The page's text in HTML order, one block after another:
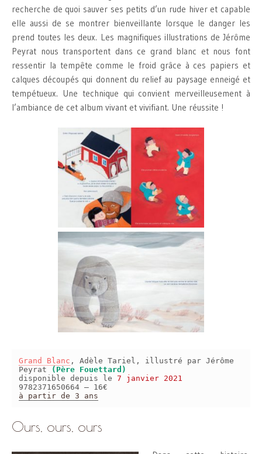
recherche de quoi sauver ses petits d’un rude hiver et capable
elle aussi de se montrer bienveillante lorsque le danger les
prend toutes les deux. Les magnifiques illustrations de Jérôme
Peyrat nous transportent dans ce grand blanc et nous font
ressentir la tempête comme le froid grâce à ces papiers et
calques découpés qui donnent du relief au paysage enneigé et
tempétueux. Une technique qui convient merveilleusement à
l’ambiance de cet album vivant et vivifiant. Une réussite !
Grand Blanc , Adèle Tariel, illustré par Jérôme
Peyrat
(Père Fouettard)
disponible depuis le 7 janvier 2021
9782371650664 – 16€
à partir de 3 ans
Ours, ours, ours